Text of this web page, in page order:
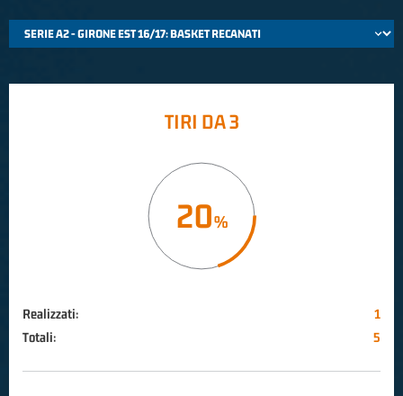
TIRI DA 3
20
Realizzati:
1
Totali:
5